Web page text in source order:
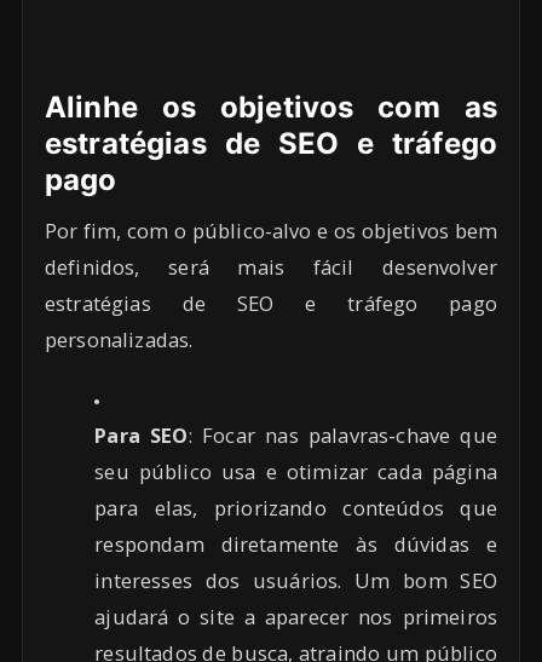
Alinhe os objetivos com as
estratégias de SEO e tráfego
pago
Por fim, com o público-alvo e os objetivos bem
definidos, será mais fácil desenvolver
estratégias de SEO e tráfego pago
personalizadas.
Para SEO: Focar nas palavras-chave que
seu público usa e otimizar cada página
para elas, priorizando conteúdos que
respondam diretamente às dúvidas e
interesses dos usuários. Um bom SEO
ajudará o site a aparecer nos primeiros
resultados de busca, atraindo um público